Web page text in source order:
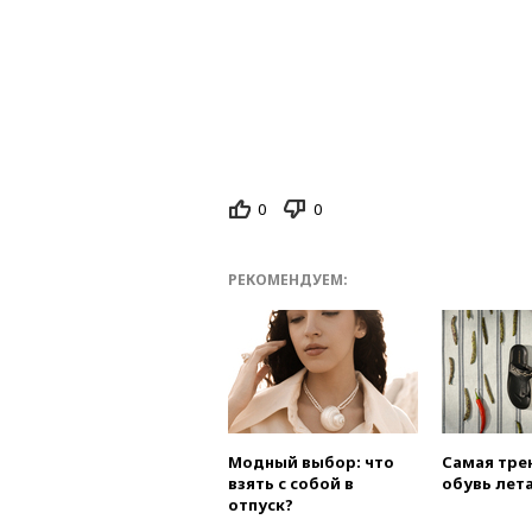
0 0
РЕКОМЕНДУЕМ:
Модный выбор: что
взять с собой в
отпуск?
Самая
обувь